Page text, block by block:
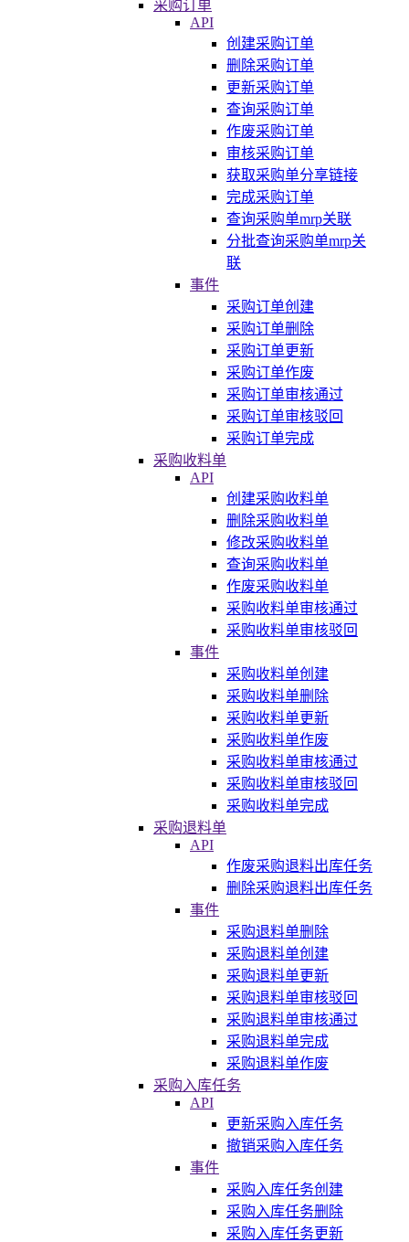
采购订单
API
创建采购订单
删除采购订单
更新采购订单
查询采购订单
作废采购订单
审核采购订单
获取采购单分享链接
完成采购订单
查询采购单mrp关联
分批查询采购单mrp关
联
事件
采购订单创建
采购订单删除
采购订单更新
采购订单作废
采购订单审核通过
采购订单审核驳回
采购订单完成
采购收料单
API
创建采购收料单
删除采购收料单
修改采购收料单
查询采购收料单
作废采购收料单
采购收料单审核通过
采购收料单审核驳回
事件
采购收料单创建
采购收料单删除
采购收料单更新
采购收料单作废
采购收料单审核通过
采购收料单审核驳回
采购收料单完成
采购退料单
API
作废采购退料出库任务
删除采购退料出库任务
事件
采购退料单删除
采购退料单创建
采购退料单更新
采购退料单审核驳回
采购退料单审核通过
采购退料单完成
采购退料单作废
采购入库任务
API
更新采购入库任务
撤销采购入库任务
事件
采购入库任务创建
采购入库任务删除
采购入库任务更新